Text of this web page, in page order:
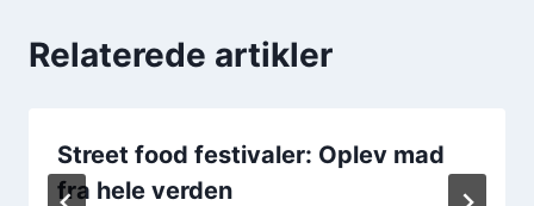
Relaterede artikler
Street food festivaler: Oplev mad
fra hele verden